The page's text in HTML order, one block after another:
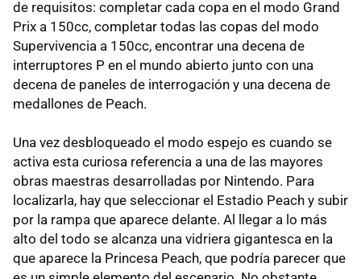
de requisitos: completar cada copa en el modo Grand
Prix a 150cc, completar todas las copas del modo
Supervivencia a 150cc, encontrar una decena de
interruptores P en el mundo abierto junto con una
decena de paneles de interrogación y una decena de
medallones de Peach.
Una vez desbloqueado el modo espejo es cuando se
activa esta curiosa referencia a una de las mayores
obras maestras desarrolladas por Nintendo. Para
localizarla, hay que seleccionar el Estadio Peach y subir
por la rampa que aparece delante. Al llegar a lo más
alto del todo se alcanza una vidriera gigantesca en la
que aparece la Princesa Peach, que podría parecer que